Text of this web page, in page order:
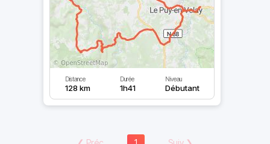
Distance
128 km
Durée
1h41
Niveau
Débutant